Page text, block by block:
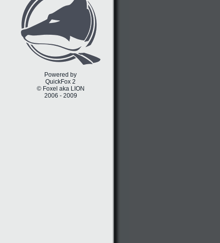
Powered by
QuickFox 2
© Foxel aka LION
2006 - 2009